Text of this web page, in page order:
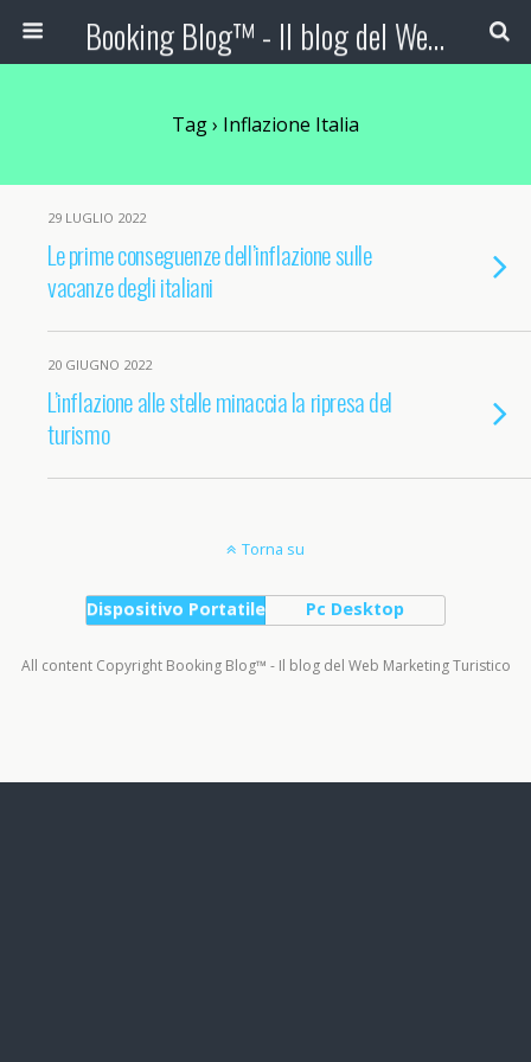
Booking Blog™ - Il blog del Web Marketing Turistico
Tag › Inflazione Italia
29 LUGLIO 2022
Le prime conseguenze dell’inflazione sulle
vacanze degli italiani
20 GIUGNO 2022
L’inflazione alle stelle minaccia la ripresa del
turismo
Torna su
Dispositivo Portatile Pc Desktop
All content Copyright Booking Blog™ - Il blog del Web Marketing Turistico